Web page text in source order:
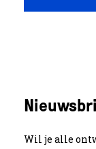
Wil je alle